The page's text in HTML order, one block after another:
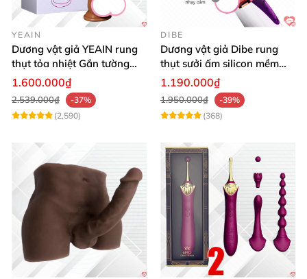
YEAIN
Dương vật giả YEAIN rung
thụt tỏa nhiệt Gắn tường
Điều khiển từ xa
1.600.000₫
2.539.000₫
-37%
(2,590)
DIBE
Dương vật giả Dibe rung
thụt sưởi ấm silicon mềm
mại sạc USB
1.190.000₫
1.950.000₫
-39%
(368)